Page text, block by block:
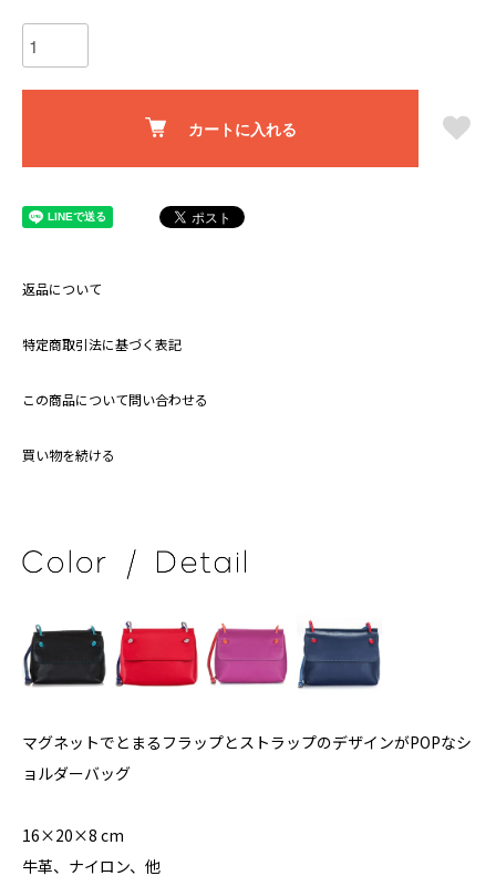
カートに入れる
返品について
特定商取引法に基づく表記
この商品について問い合わせる
買い物を続ける
マグネットでとまるフラップとストラップのデザインがPOPなシ
ョルダーバッグ
16×20×8 cm
牛革、ナイロン、他